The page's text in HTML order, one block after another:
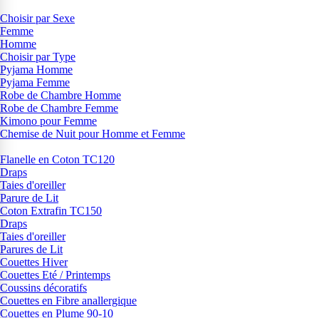
Choisir par Sexe
Femme
Homme
Choisir par Type
Pyjama Homme
Pyjama Femme
Robe de Chambre Homme
Robe de Chambre Femme
Kimono pour Femme
Chemise de Nuit pour Homme et Femme
Flanelle en Coton TC120
Draps
Taies d'oreiller
Parure de Lit
Coton Extrafin TC150
Draps
Taies d'oreiller
Parures de Lit
Couettes Hiver
Couettes Eté / Printemps
Coussins décoratifs
Couettes en Fibre anallergique
Couettes en Plume 90-10